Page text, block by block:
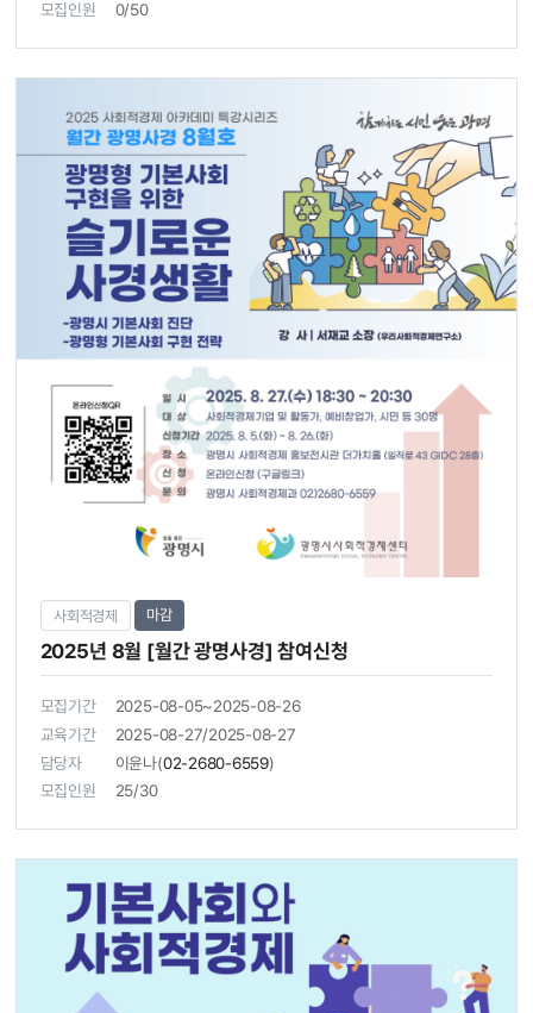
모집인원 0/50
사회적경제 마감
2025년 8월 [월간 광명사경] 참여신청
모집기간
2025-08-05~2025-08-26
교육기간
2025-08-27/2025-08-27
담당자
이윤나(02-2680-6559)
모집인원
25/30